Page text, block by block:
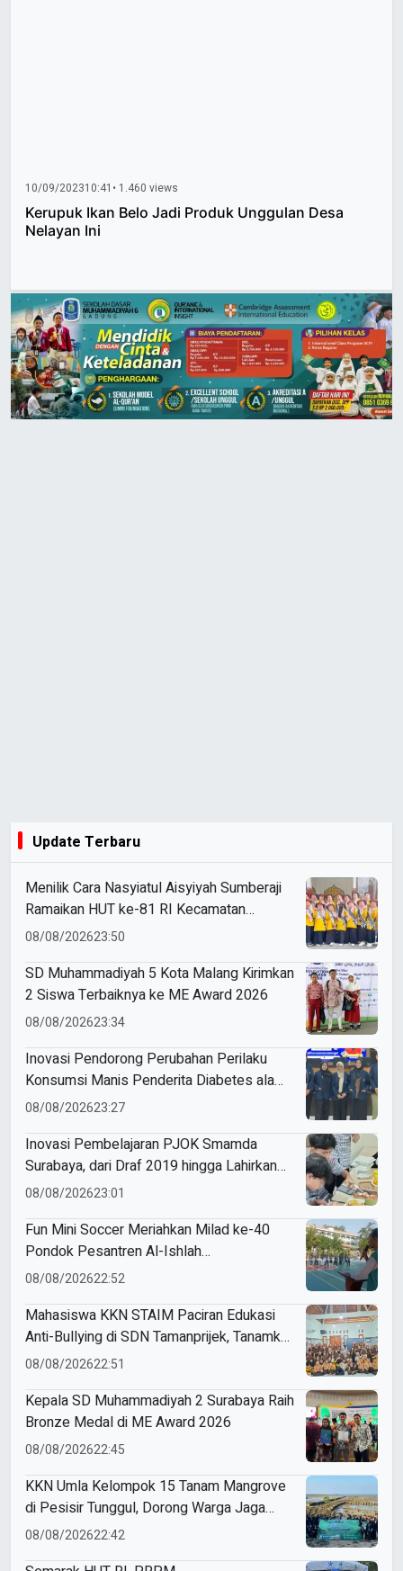
10/09/202310:41 • 1.460 views
Kerupuk Ikan Belo Jadi Produk Unggulan Desa
Nelayan Ini
Update Terbaru
Menilik Cara Nasyiatul Aisyiyah Sumberaji
Ramaikan HUT ke-81 RI Kecamatan
Sukodadi
08/08/202623:50
SD Muhammadiyah 5 Kota Malang Kirimkan
2 Siswa Terbaiknya ke ME Award 2026
08/08/202623:34
Inovasi Pendorong Perubahan Perilaku
Konsumsi Manis Penderita Diabetes ala
Mahasiswa Unesa
08/08/202623:27
Inovasi Pembelajaran PJOK Smamda
Surabaya, dari Draf 2019 hingga Lahirkan
Modul Gizi Digital
08/08/202623:01
Fun Mini Soccer Meriahkan Milad ke-40
Pondok Pesantren Al-Ishlah
Sendangagung
08/08/202622:52
Mahasiswa KKN STAIM Paciran Edukasi
Anti-Bullying di SDN Tamanprijek, Tanamkan
Empati Sejak Dini
08/08/202622:51
Kepala SD Muhammadiyah 2 Surabaya Raih
Bronze Medal di ME Award 2026
08/08/202622:45
KKN Umla Kelompok 15 Tanam Mangrove
di Pesisir Tunggul, Dorong Warga Jaga
Lingkungan
08/08/202622:42